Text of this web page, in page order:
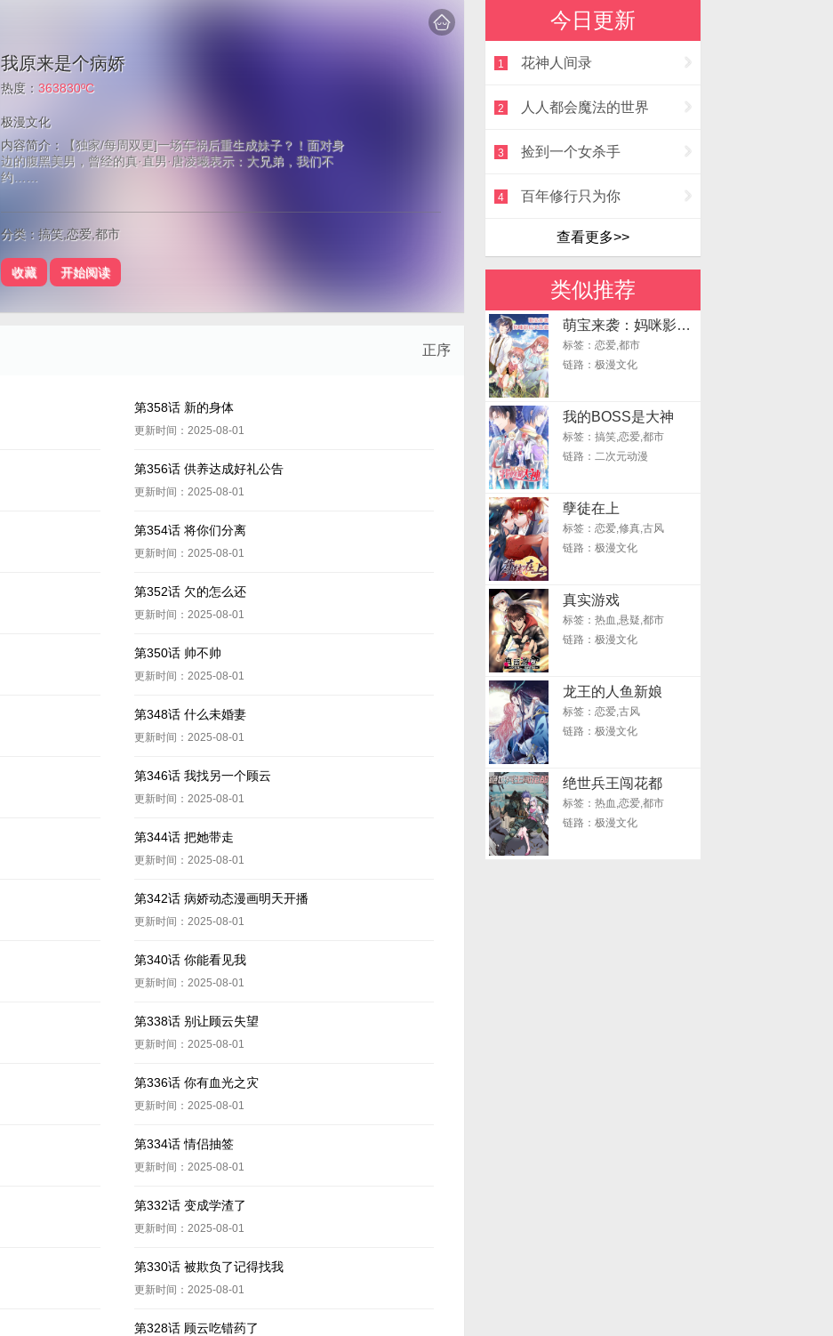
我原来是个病娇
热度： 363830ºC
极漫文化
内容简介：
【独家/每周双更]一场车祸后重生成妹子？！面对身
边的腹黑美男，曾经的真·直男·唐凌曦表示：大兄弟，我们不
约……
分类：搞笑,恋爱,都市
收藏 开始阅读
正序
第358话 新的身体
更新时间：2025-08-01
第356话 供养达成好礼公告
更新时间：2025-08-01
第354话 将你们分离
更新时间：2025-08-01
第352话 欠的怎么还
更新时间：2025-08-01
第350话 帅不帅
更新时间：2025-08-01
第348话 什么未婚妻
更新时间：2025-08-01
第346话 我找另一个顾云
更新时间：2025-08-01
第344话 把她带走
更新时间：2025-08-01
第342话 病娇动态漫画明天开播
更新时间：2025-08-01
第340话 你能看见我
更新时间：2025-08-01
第338话 别让顾云失望
更新时间：2025-08-01
第336话 你有血光之灾
更新时间：2025-08-01
第334话 情侣抽签
更新时间：2025-08-01
第332话 变成学渣了
更新时间：2025-08-01
第330话 被欺负了记得找我
更新时间：2025-08-01
第328话 顾云吃错药了
今日更新
1 花神人间录
2 人人都会魔法的世界
3 捡到一个女杀手
4 百年修行只为你
查看更多>>
类似推荐
萌宝来袭：妈咪影后天价妻
标签：恋爱,都市
链路：极漫文化
我的BOSS是大神
标签：搞笑,恋爱,都市
链路：二次元动漫
孽徒在上
标签：恋爱,修真,古风
链路：极漫文化
真实游戏
标签：热血,悬疑,都市
链路：极漫文化
龙王的人鱼新娘
标签：恋爱,古风
链路：极漫文化
绝世兵王闯花都
标签：热血,恋爱,都市
链路：极漫文化